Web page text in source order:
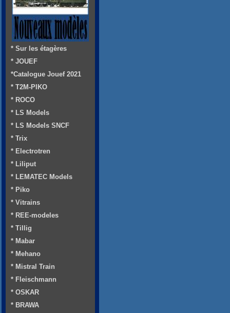
* Sur les étagères
* JOUEF
*Catalogue Jouef 2021
* T2M-PIKO
* ROCO
* LS Models
* LS Models SNCF
* Trix
* Electrotren
* Liliput
* LEMATEC Models
* Piko
* Vitrains
* REE-modeles
* Tillig
* Mabar
* Mehano
* Mistral Train
* Fleischmann
* OSKAR
* BRAWA